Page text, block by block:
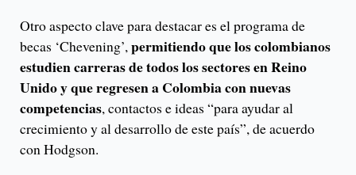
Otro aspecto clave para destacar es el programa de
becas ‘Chevening’,permitiendo que los colombianos
estudien carreras de todos los sectores en Reino
Unido y que regresen a Colombia con nuevas
competencias, contactos e ideas “para ayudar al
crecimiento y al desarrollo de este país”, de acuerdo
con Hodgson.